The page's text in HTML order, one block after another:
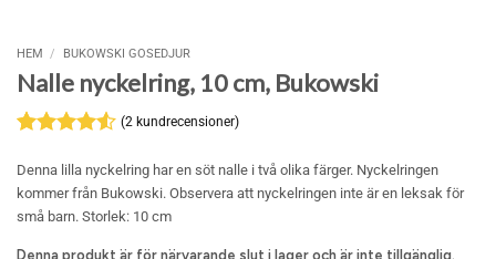
HEM / BUKOWSKI GOSEDJUR
Nalle nyckelring, 10 cm, Bukowski
4.5av 5
baserat på
kundrecensioner
(2 kundrecensioner)
Denna lilla nyckelring har en söt nalle i två olika färger. Nyckelringen
kommer från Bukowski. Observera att nyckelringen inte är en leksak för
små barn. Storlek: 10 cm
Denna produkt är för närvarande slut i lager och är inte tillgänglig.